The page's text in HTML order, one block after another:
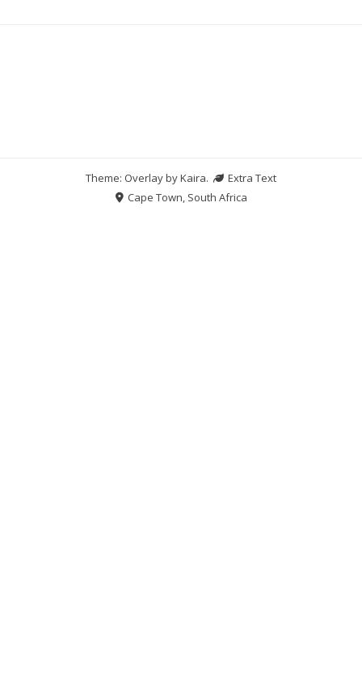
Theme: Overlay byKaira.
Extra Text
Cape Town, South Africa